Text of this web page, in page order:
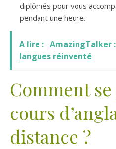
diplômés pour vous
pendant une heure.
A lire : AmazingTalker
langues réinventé
Comment se
cours
distance ?